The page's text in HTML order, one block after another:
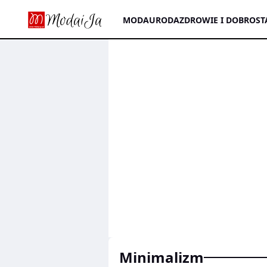
MODAURODAZDROWIE I
minimalizm